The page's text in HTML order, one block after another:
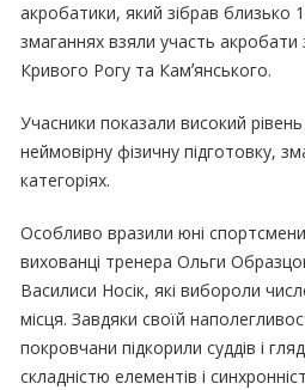
акробатики, який зібрав близько
змаганнях взяли участь
Кривого Рогу та Камʼянського.
Учасники показали високий
неймовірну фізичну підготовку,
категоріях.
Особливо вразили юні
вихованці тренера Ольги
Василиси Носік, які вибороли
місця. Завдяки своїй
покровчани підкорили суддів і
складністю елементів і